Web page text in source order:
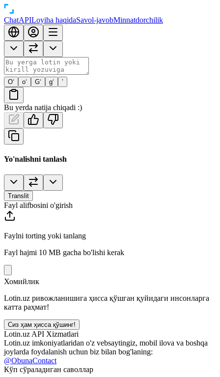
ChatAPILoyiha haqidaSavol-javobMinnatdorchilik
O‘ o‘ G‘ g‘ ’
Bu yerda natija chiqadi :)
Yo'nalishni tanlash
Translit
Fayl alifbosini o'girish
Faylni torting yoki tanlang
Fayl hajmi 10 MB gacha bo'lishi kerak
Хомийлик
Lotin.uz ривожланишига ҳисса қўшган қуйидаги инсонларга
катта раҳмат!
Сиз ҳам ҳисса қўшинг!
Lotin.uz API Xizmatlari
Lotin.uz imkoniyatlaridan o'z vebsaytingiz, mobil ilova va boshqa
joylarda foydalanish uchun biz bilan bog'laning:
@ObunaContact
Кўп сўраладиган саволлар